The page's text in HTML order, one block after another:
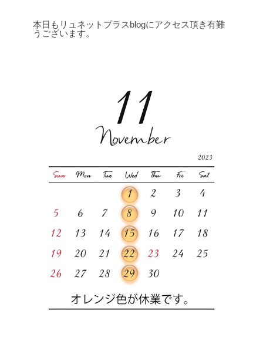
本日もリュネットプラスblogにアクセス頂き有難
うございます。